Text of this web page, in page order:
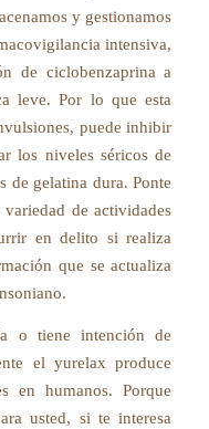
y gestionamos
intensiva,
de ciclobenzaprina a
leve. Por lo que esta
puede inhibir
los niveles séricos de
de gelatina dura. Ponte
de actividades
en delito si realiza
que se actualiza
o tiene intención de
el yurelax produce
en humanos. Porque
usted, si te interesa